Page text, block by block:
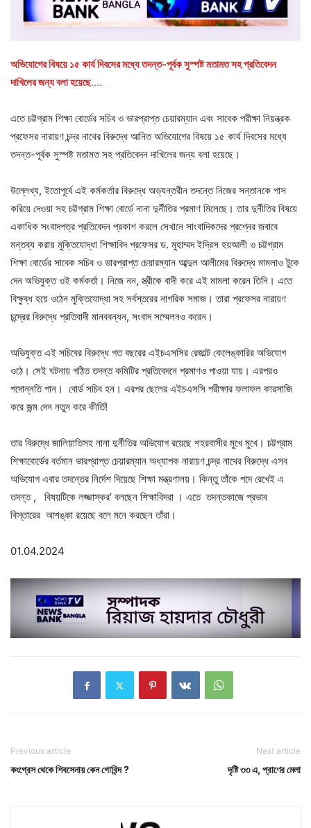
অভিযোগের বিষয়ে ১৫ কার্য দিবসের মধ্যে তদন্ত-পূর্বক সুস্পষ্ট মতামত সহ প্রতিবেদন
দাখিলের জন্য বলা হয়েছে….
এতে চট্টগ্রাম শিক্ষা বোর্ডের সচিব ও ভারপ্রাপ্ত চেয়ারম্যান এবং সাবেক পরীক্ষা নিয়ন্ত্রক
প্রফেসর নারায়ণ চন্দ্র নাথের বিরুদ্ধে আনিত অভিযোগের বিষয়ে ১৫ কার্য দিবসের মধ্যে
তদন্ত-পূর্বক সুস্পষ্ট মতামত সহ প্রতিবেদন দাখিলের জন্য বলা হয়েছে।
উল্লেখ্য, ইতোপূর্বে এই কর্মকর্তার বিরুদ্ধে অভ্যন্তরীন তদন্তে নিজের সন্তানকে পাস
করিয়ে দেওয়া সহ চট্টগ্রাম শিক্ষা বোর্ডে নানা দুর্নীতির প্রমাণ মিলেছে। তার দুর্নীতির বিষয়ে
একাধিক সংবাদপত্র প্রতিবেদন প্রকাশ করলে সেখানে সাংবাদিকদের প্রশ্নের জবাবে
মন্তব্য করায় মুক্তিযোদ্ধা শিক্ষাবিদ প্রফেসর ড. মুহাম্মদ ইদ্রিস হয়আলী ও চট্টগ্রাম
শিক্ষা বোর্ডের সাবেক সচিব ও ভারপ্রাপ্ত চেয়ারম্যান আব্দুল আলীমের বিরুদ্ধে মামলাও টুকে
দেন অভিযুক্ত ওই কর্মকর্তা। নিজে নন, স্ত্রীকে বাদী করে এই মামলা করেন তিনি। এতে
বিক্ষুব্ধ হয়ে ওঠেন মুক্তিযোদ্ধা সহ সর্বস্তরের নাগরিক সমাজ। তারা প্রফেসর নারায়ণ
চন্দ্রের বিরুদ্ধে প্রতিবাদী মানববন্ধন, সংবাদ সম্মেলনও করেন।
অভিযুক্ত এই সচিবের বিরুদ্ধে গত বছরের এইচএসসির রেজাল্ট কেলেঙ্কারির অভিযোগ
ওঠে। সেই ঘটনায় গঠিত তদন্ত কমিটির প্রতিবেদনে প্রমাণও পাওয়া যায়। এরপরও
পদোন্নতি পান। বোর্ড সচিব হন। এরপর ছেলের এইচএসসি পরীক্ষার ফলাফল কারসাজি
করে জন্ম দেন নতুন করে কীর্তি!
তার বিরুদ্ধে জালিয়াতিসহ নানা দুর্নীতির অভিযোগ রয়েছে শহরবাসীর মুখে মুখে। চট্টগ্রাম
শিক্ষাবোর্ডের বর্তমান ভারপ্রাপ্ত চেয়ারম্যান অধ্যাপক নারায়ণ চন্দ্র নাথের বিরুদ্ধে এসব
অভিযোগ এবার তদন্তের নির্দেশ দিয়েছে শিক্ষা মন্ত্রণালয়। কিন্তু তাঁকে পদে রেখেই এ
তদন্ত , বিষয়টিকে লজ্জাস্কর’ বলছেন শিক্ষাবিদরা । ‌এতে তদন্তকাজে প্রভাব
বিস্তারের আশঙ্কা রয়েছে বলে মনে করছেন তাঁরা।
01.04.2024
Previous article
কংগ্রেস থেকে শিবসেনায় কেন গোবিন্দ ?
Next article
দৃষ্টি ৩৩ এ,‌ প্রাণের মেলা